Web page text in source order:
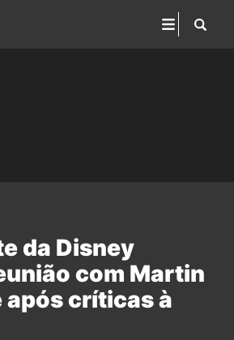
da Disney
com Martin
após críticas à